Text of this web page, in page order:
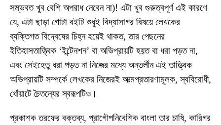
সম্ভবত খুব বেশি অপরাধ নেবেন না)! এটা খুব গুরুত্বপূর্ণ এই কারণে
যে, এটা ছাড়া গোটা বইটি শুধুই বিদ্যাসাগর বিষয়ে লেখকের
ব্যক্তিগত বিদ্বেষের চিহ্ন হয়েই থাকত, তার পেছনের
ইতিহাসতাত্ত্বিক ‘ইন্টেনশন’ বা অভিপ্রায়টি হয়ত বা ধরা পড়ত না,
এবং সেইহেতু ধরা পড়ত না নিজের মধ্যে অন্তর্লীন এই তাত্ত্বিক
অভিপ্রায়টি সম্পর্কে লেখকের নিজেরই আত্মপ্রতারণামূলক, স্ববিরোধী,
ধোঁয়াটে চৈতন্যের স্বরূপটিও।
প্রকাশক তরফের বক্তব্য, প্রাগৌপনিবেশিক বাংলা তার চাষি, কারিগর